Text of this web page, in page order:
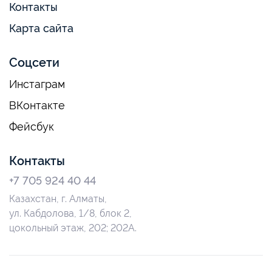
Контакты
Карта сайта
Соцсети
Инстаграм
ВКонтакте
Фейсбук
Контакты
+7 705 924 40 44
Казахстан, г. Алматы,
ул. Кабдолова, 1/8, блок 2,
цокольный этаж, 202; 202А.